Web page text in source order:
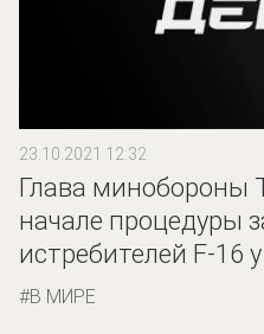
23.10.2021 12:32
Глава минобороны
начале процедуры
истребителей F-16
В МИРЕ